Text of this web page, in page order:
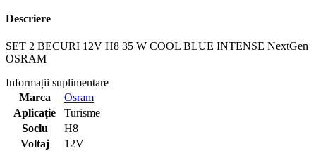
Descriere
SET 2 BECURI 12V H8 35 W COOL BLUE INTENSE NextGen
OSRAM
Informații suplimentare
Marca
Osram
Aplicație
Turisme
Soclu
H8
Voltaj
12V